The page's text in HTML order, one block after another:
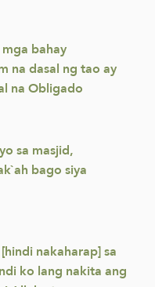
bahay
na dasal ng tao ay
na Obligado
sa masjid,
bago siya
nakaharap] sa
ko lang nakita ang